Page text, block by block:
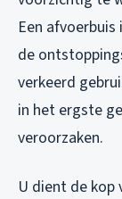
Een
de
verkeerd
in het ergste
veroorzaken.
U dient de kop